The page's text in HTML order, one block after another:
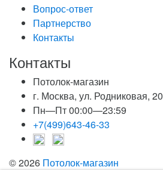
Вопрос-ответ
Партнерство
Контакты
Контакты
Потолок-магазин
г. Москва, ул. Родниковая, 20
Пн—Пт 00:00—23:59
+7(499)643-46-33
© 2026 Потолок-магазин